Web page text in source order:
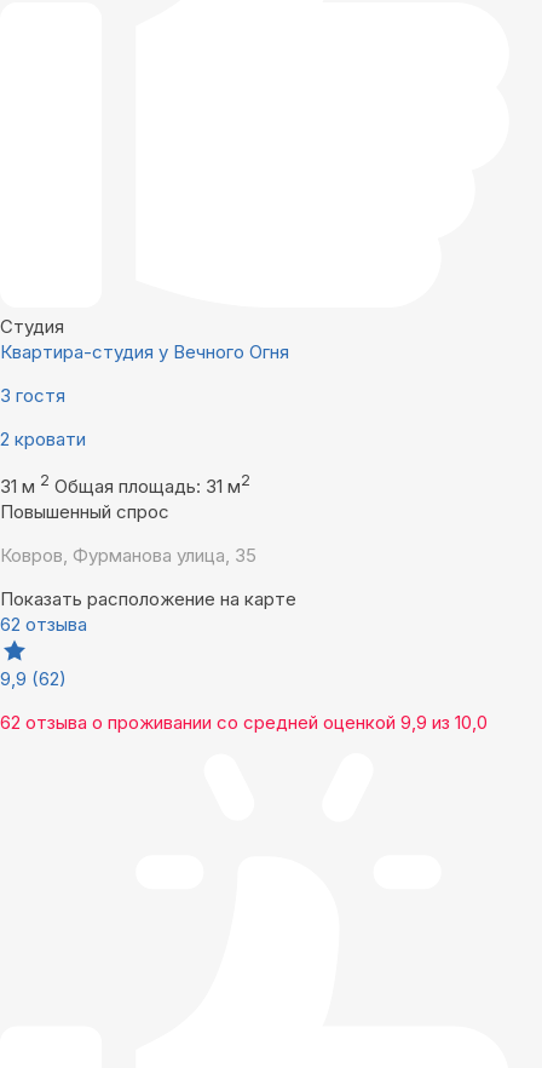
Студия
Квартира-студия у Вечного Огня
3 гостя
2 кровати
31 м 2 Общая площадь: 31 м2
Повышенный спрос
Ковров, Фурманова улица, 35
Показать расположение на карте
62 отзыва
9,9 (62)
62 отзыва о проживании со средней оценкой 9,9 из 10,0